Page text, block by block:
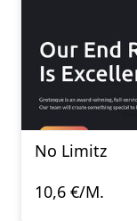
No Limitz
10,6 €/M.